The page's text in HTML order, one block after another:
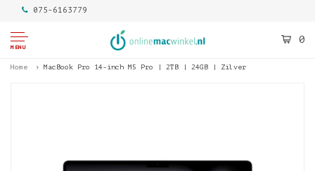
075-6163779
MENU
0
Home MacBook Pro 14-inch M5 Pro | 2TB | 24GB | Zilver